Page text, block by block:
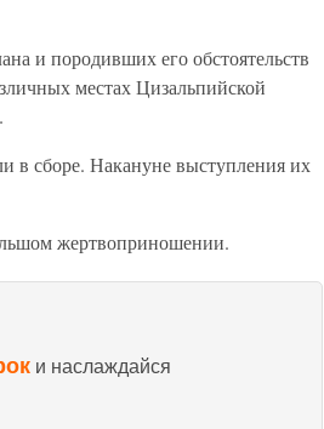
и породивших его обстоятельств
местах Цизальпийской
в сборе. Накануне выступления их
жертвоприношении.
и наслаждайся